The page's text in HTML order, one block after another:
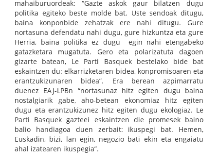
mahaiburuordeak: “Gazte askok gaur bilatzen dugu
politika egiteko beste molde bat. Uste sendoak ditugu,
baina konponbide zehatzak ere nahi ditugu. Gure
nortasuna defendatu nahi dugu, gure hizkuntza eta gure
Herria, baina politika ez dugu egin nahi etengabeko
gatazketara mugatuta. Gero eta polarizatuta dagoen
gizarte batean, Le Parti Basquek bestelako bide bat
eskaintzen du: elkarrizketaren bidea, konpromisoaren eta
erantzukizunaren bidea”. Era berean azpimarratu
duenez EAJ-LPBn “nortasunaz hitz egiten dugu baina
nostalgiarik gabe, aho-betean ekonomiaz hitz egiten
dugu eta erantzukizunez hitz egiten dugu ekologiaz. Le
Parti Basquek gazteei eskaintzen die promesek baino
balio handiagoa duen zerbait: ikuspegi bat. Hemen,
Euskadin, bizi, lan egin, negozio bati ekin eta engaiatu
ahal izatearen ikuspegia”.